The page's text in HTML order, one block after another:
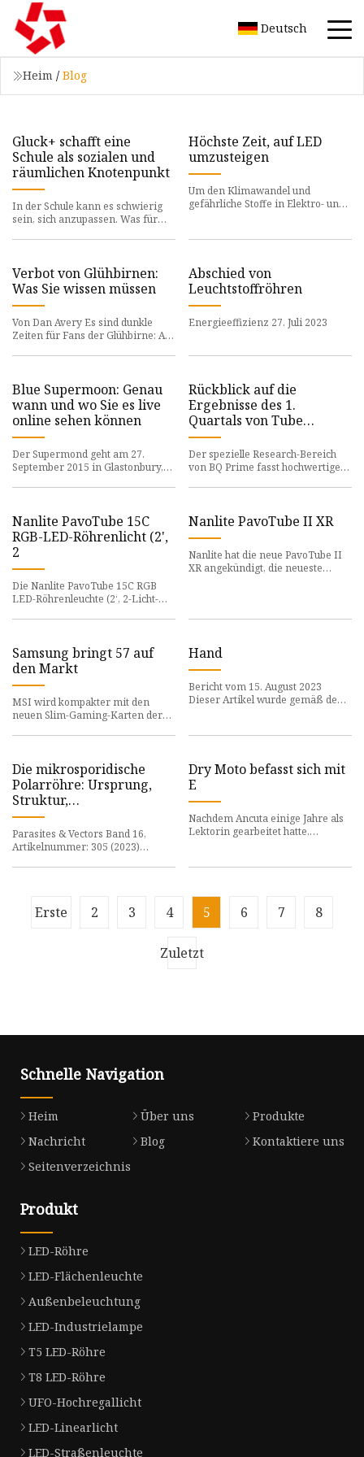
Deutsch
Heim / Blog
Gluck+ schafft eine
Schule als sozialen und
räumlichen Knotenpunkt
In der Schule kann es schwierig
sein, sich anzupassen. Was für
Höchste Zeit, auf LED
umzusteigen
Um den Klimawandel und
gefährliche Stoffe in Elektro- und
Verbot von Glühbirnen:
Was Sie wissen müssen
Von Dan Avery Es sind dunkle
Zeiten für Fans der Glühbirne: Ab
Abschied von
Leuchtstoffröhren
Energieeffizienz 27. Juli 2023
Blue Supermoon: Genau
wann und wo Sie es live
online sehen können
Der Supermond geht am 27.
September 2015 in Glastonbury,
Rückblick auf die
Ergebnisse des 1.
Quartals von Tube
Investments of India
Der spezielle Research-Bereich
von BQ Prime fasst hochwertige
Nanlite PavoTube 15C
RGB-LED-Röhrenlicht (2',
2
Die Nanlite PavoTube 15C RGB
LED-Röhrenleuchte (2‘, 2-Licht-
Nanlite PavoTube II XR
Nanlite hat die neue PavoTube II
XR angekündigt, die neueste
Samsung bringt 57 auf
den Markt
MSI wird kompakter mit den
neuen Slim-Gaming-Karten der
Hand
Bericht vom 15. August 2023
Dieser Artikel wurde gemäß dem
überprüf
Die mikrosporidische
Polarröhre: Ursprung,
Struktur,
Zusammensetzung,
Funktion und
Anwendung
Parasites & Vectors Band 16,
Artikelnummer: 305 (2023)
Dry Moto befasst sich mit
E
Nachdem Ancuta einige Jahre als
Lektorin gearbeitet hatte,
Erste 2 3 4 5 6 7 8
Zuletzt
Schnelle Navigation
Heim Über uns
Produkte
Nachricht
Blog
Kontaktiere uns
Seitenverzeichnis
Produkt
LED-Röhre
LED-Flächenleuchte
Außenbeleuchtung
LED-Industrielampe
T5 LED-Röhre
T8 LED-Röhre
UFO-Hochregallicht
LED-Linearlicht
LED-Straßenleuchte